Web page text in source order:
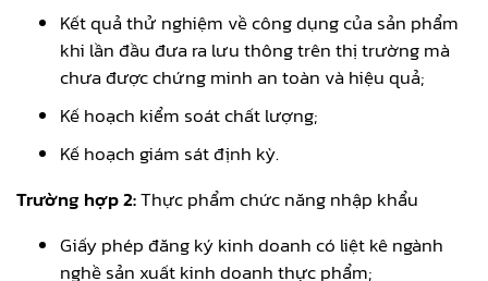
Kết quả thử nghiệm về công dụng của sản phẩm
khi lần đầu đưa ra lưu thông trên thị trường mà
chưa được chứng minh an toàn và hiệu quả;
Kế hoạch kiểm soát chất lượng;
Kế hoạch giám sát định kỳ.
Trường hợp 2:Thực phẩm chức năng nhập khẩu
Giấy phép đăng ký kinh doanh có liệt kê ngành
nghề sản xuất kinh doanh thực phẩm;